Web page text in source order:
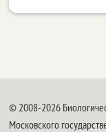
© 2008-2026
Московского